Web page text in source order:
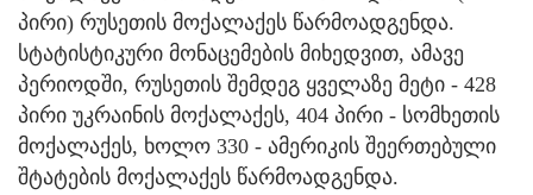
პირი) რუსეთის მოქალაქეს წარმოადგენდა.
სტატისტიკური მონაცემების მიხედვით, ამავე
პერიოდში, რუსეთის შემდეგ ყველაზე მეტი - 428
პირი უკრაინის მოქალაქეს, 404 პირი - სომხეთის
მოქალაქეს, ხოლო 330 - ამერიკის შეერთებული
შტატების მოქალაქეს წარმოადგენდა.